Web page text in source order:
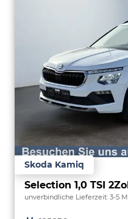
Skoda Kamiq
Selection 1,0 TSI
unverbindliche Lieferzeit: 3-5